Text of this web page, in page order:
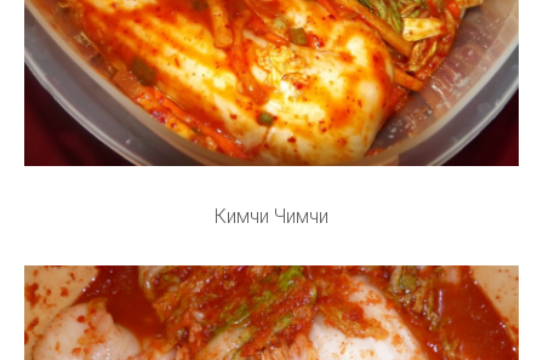
Кимчи Чимчи